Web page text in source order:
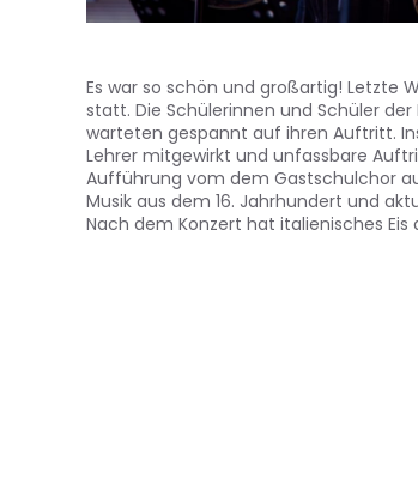
Es war so schön und großartig! Letzte
statt. Die Schülerinnen und Schüler
warteten gespannt auf ihren Auftritt.
Lehrer mitgewirkt und unfassbare
Aufführung vom dem Gastschulchor
Musik aus dem 16. Jahrhundert und
Nach dem Konzert hat italienisches